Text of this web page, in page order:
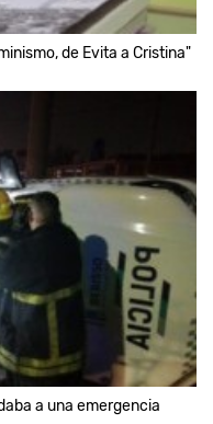
de Evita a Cristina"
a una emergencia